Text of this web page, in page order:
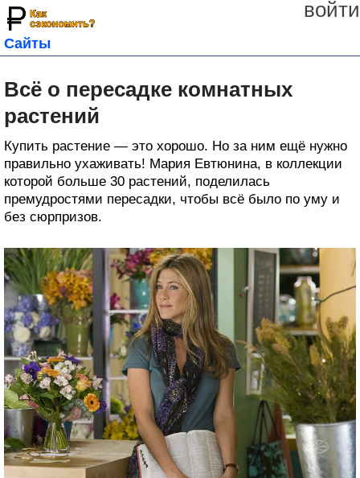
войти
Сайты
Всё о пересадке комнатных
растений
Купить растение — это хорошо. Но за ним ещё нужно
правильно ухаживать! Мария Евтюнина, в коллекции
которой больше 30 растений, поделилась
премудростями пересадки, чтобы всё было по уму и
без сюрпризов.